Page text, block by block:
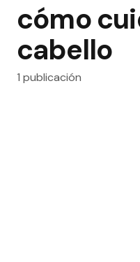
cómo
cabello
1 publicación